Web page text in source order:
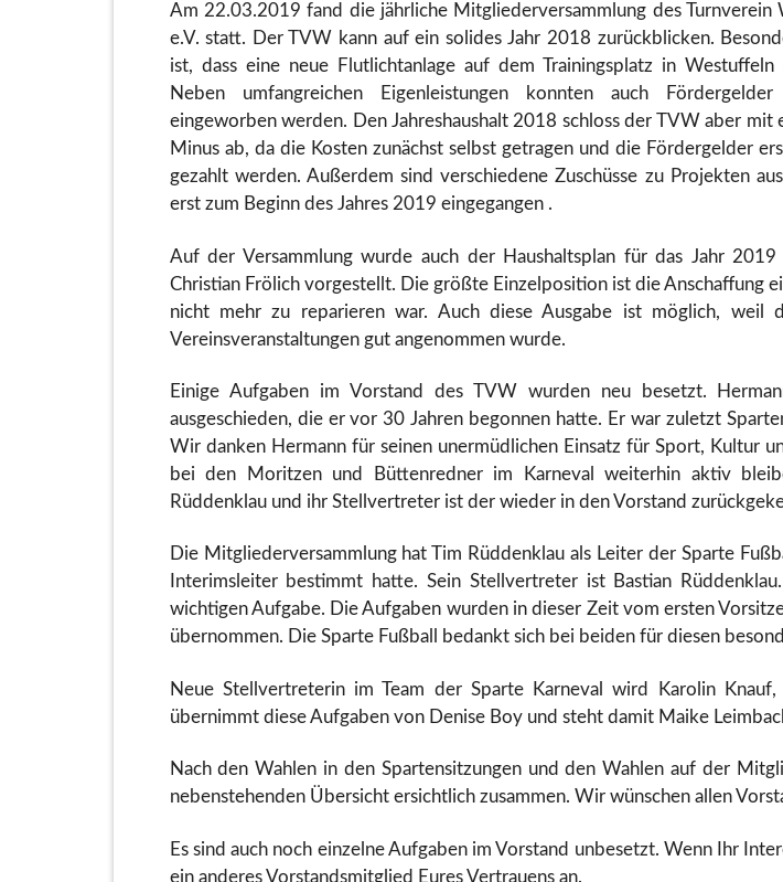
Am 22.03.2019 fand die jährliche Mitgliederversammlung des Turnverein
e.V. statt. Der TVW kann auf ein solides Jahr 2018 zurückblicken.
ist, dass eine neue Flutlichtanlage auf dem Trainingsplatz in
Neben umfangreichen Eigenleistungen konnten auch
eingeworben werden. Den Jahreshaushalt 2018 schloss der TVW aber mit
Minus ab, da die Kosten zunächst selbst getragen und die Fördergelder
gezahlt werden. Außerdem sind verschiedene Zuschüsse zu Projekten
erst zum Beginn des Jahres 2019 eingegangen .
Auf der Versammlung wurde auch der Haushaltsplan für das Jahr 2019
Christian Frölich vorgestellt. Die größte Einzelposition ist die Anschaffung
nicht mehr zu reparieren war. Auch diese Ausgabe ist möglich,
Vereinsveranstaltungen gut angenommen wurde.
Einige Aufgaben im Vorstand des TVW wurden neu besetzt.
ausgeschieden, die er vor 30 Jahren begonnen hatte. Er war zuletzt
Wir danken Hermann für seinen unermüdlichen Einsatz für Sport, Kultur
bei den Moritzen und Büttenredner im Karneval weiterhin aktiv
Rüddenklau und ihr Stellvertreter ist der wieder in den Vorstand
Die Mitgliederversammlung hat Tim Rüddenklau als Leiter der Sparte
Interimsleiter bestimmt hatte. Sein Stellvertreter ist Bastian
wichtigen Aufgabe. Die Aufgaben wurden in dieser Zeit vom ersten
übernommen. Die Sparte Fußball bedankt sich bei beiden für diesen
Neue Stellvertreterin im Team der Sparte Karneval wird Karolin
übernimmt diese Aufgaben von Denise Boy und steht damit Maike
Nach den Wahlen in den Spartensitzungen und den Wahlen auf der
nebenstehenden Übersicht ersichtlich zusammen. Wir wünschen allen
Es sind auch noch einzelne Aufgaben im Vorstand unbesetzt. Wenn Ihr
ein anderes Vorstandsmitglied Eures Vertrauens an.